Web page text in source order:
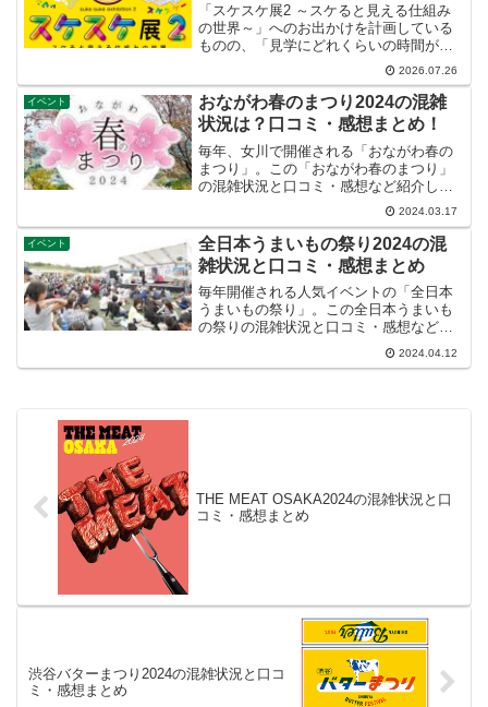
「スケスケ展2 ～スケると見える仕組み
の世界～」へのお出かけを計画している
ものの、「見学にどれくらいの時間がか
かるのか」「混雑を避けてスムーズに回
るにはどうすればいいのか」気になって
いる方も多いのではないでしょうか。こ
の記事では、話題の体験...
2026.07.26
イベント
おながわ春のまつり2024の混雑
状況は？口コミ・感想まとめ！
毎年、女川で開催される「おながわ春の
まつり」。この「おながわ春のまつり」
の混雑状況と口コミ・感想など紹介しま
2024.03.17
イベント
全日本うまいもの祭り2024の混
雑状況と口コミ・感想まとめ
毎年開催される人気イベントの「全日本
うまいもの祭り」。この全日本うまいも
の祭りの混雑状況と口コミ・感想など紹
2024.04.12
THE MEAT OSAKA2024の混雑状況と口
コミ・感想まとめ
渋谷バターまつり2024の混雑状況と口コ
ミ・感想まとめ